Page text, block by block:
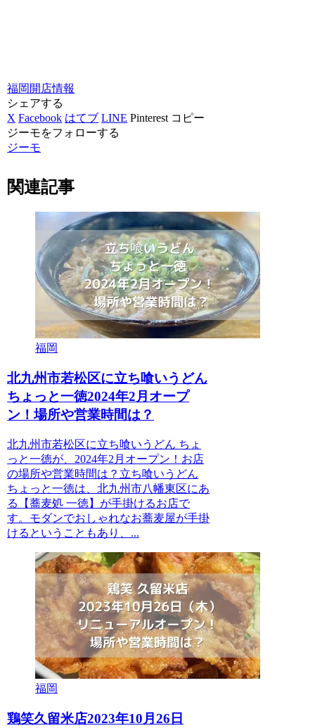
福岡 開店情報
シェアする
X Facebook はてブ LINE Pinterest コピー
ジーモをフォローする
ジーモ
関連記事
福岡
北九州市若松区に立ち喰いうどん
ちょっと一徳2024年2月オープ
ン！場所や営業時間は？
北九州市若松区に立ち喰いうどん ちょ
っと一徳が、2024年2月オープン！お店
の場所や営業時間は？立ち喰いうどん
ちょっと一徳は、北九州市八幡東区にあ
る【蕎麦処 一徳】が手掛けるお店で
す。モダンでおしゃれなお蕎麦屋が手掛
けるということもあり、...
福岡
鶏笑久留米店2023年10月26日